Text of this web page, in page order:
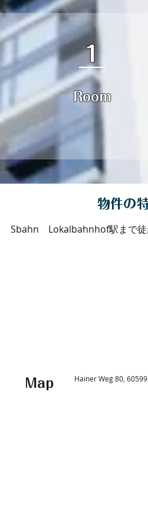
1
Room
物件の
Sbahn Lokalbahnhof駅まで
Map Hainer Weg 80,